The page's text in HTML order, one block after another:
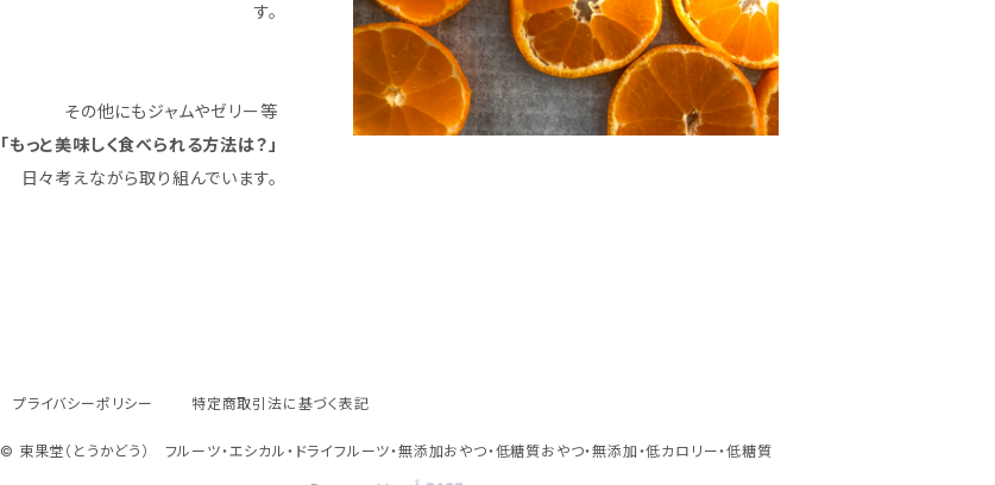
す。
その他にもジャムやゼリー等
「もっと美味しく食べられる方法は？」
日々考えながら取り組んでいます。
プライバシーポリシー 特定商取引法に基づく表記
© 東果堂（とうかどう） フルーツ・エシカル・ドライフルーツ・無添加おやつ・低糖質おやつ・無添加・低カロリー・低糖質